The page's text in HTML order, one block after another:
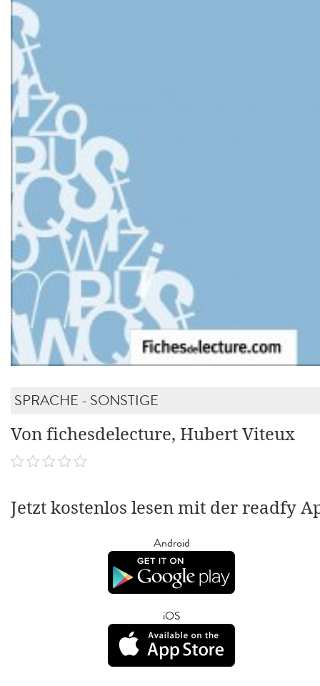
SPRACHE - SONSTIGE
Von fichesdelecture, Hubert Viteux
Jetzt kostenlos lesen mit der readfy
Android
iOS